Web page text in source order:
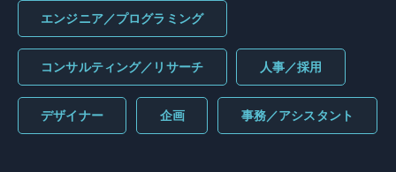
エンジニア／プログラミング
コンサルティング／リサーチ 人事／採用
デザイナー 企画 事務／アシスタント